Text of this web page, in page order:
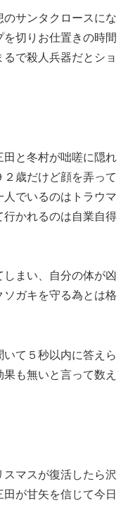
サンタクロースにな
切りお仕置きの時間
で殺人兵器だとショ
と冬村が咄嗟に隠れ
歳だけど顔を弄って
人でいるのはトラウマ
行かれるのは自業自得
まい、自分の体が凶
ガキを守る為とは格
て５秒以内に答えら
も無いと言って数え
マスが復活したら沢
が甘矢を信じて今日